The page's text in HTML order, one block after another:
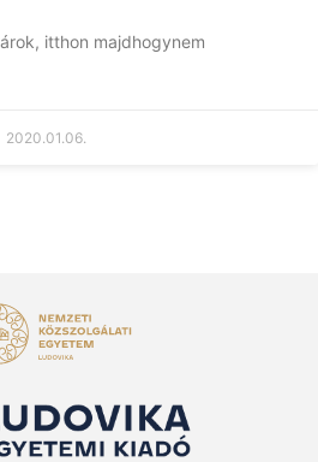
itthon majdhogynem
2020.01.06.